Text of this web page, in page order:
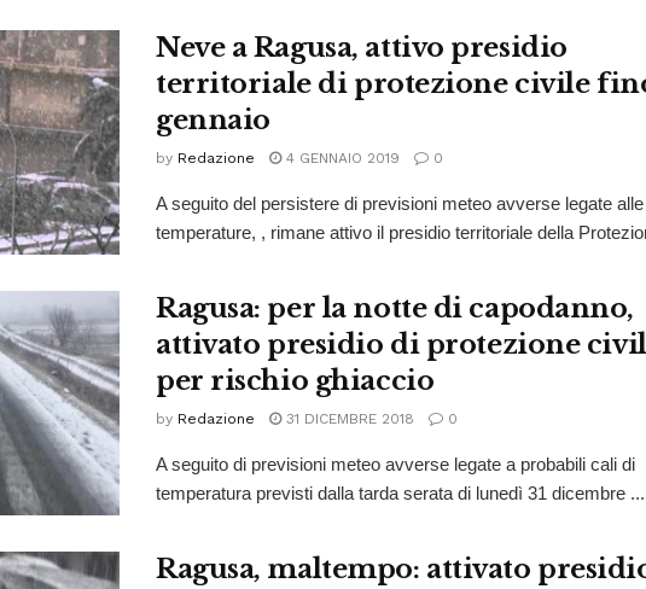
Neve a Ragusa, attivo presidio
territoriale di protezione civile
gennaio
by Redazione 4 GENNAIO 2019 0
A seguito del persistere di previsioni meteo avverse legate
temperature, , rimane attivo il presidio territoriale della
Ragusa: per la notte di capodanno,
attivato presidio di protezione
per rischio ghiaccio
by Redazione 31 DICEMBRE 2018 0
A seguito di previsioni meteo avverse legate a probabili cali di
temperatura previsti dalla tarda serata di lunedì 31 dicembre ...
Ragusa, maltempo: attivato